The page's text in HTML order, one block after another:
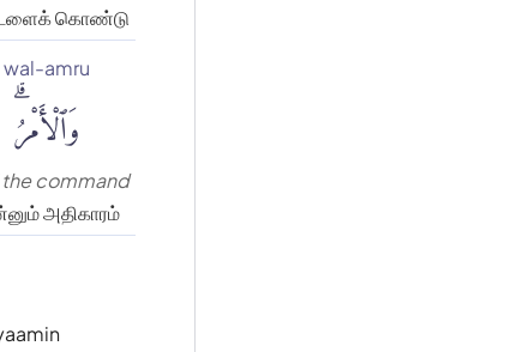
கொண்டு
wal-amru
وَٱلْأَمْرُۗ
command
அதிகாரம்